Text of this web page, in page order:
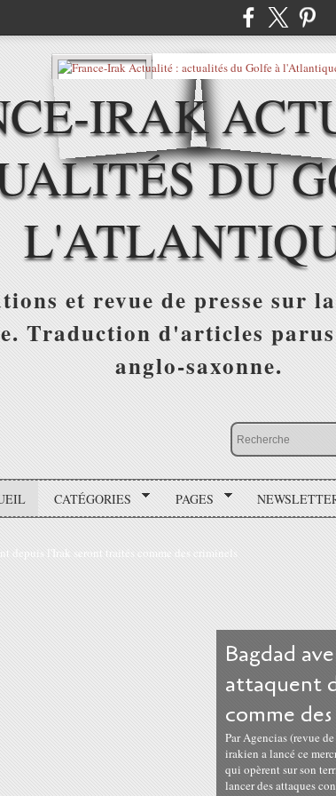
IRAK
DU
et revue de presse sur
Traduction d'articles parus
anglo-saxonne.
CATÉGORIES PAGES
Bagdad
attaquent
comme
Par Agencias (revue
irakien a lancé ce
qui opèrent sur son
lancer des attaques